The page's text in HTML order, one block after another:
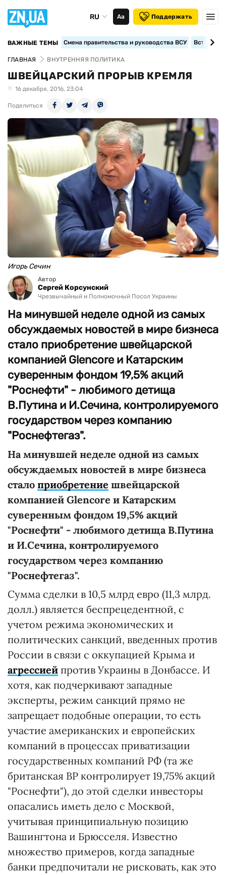
RU Аа Поддержать
ВАЖНЫЕ ТЕМЫ Смена правительства и руководства ВСУ
ГЛАВНАЯ ВНУТРЕННЯЯ ПОЛИТИКА
ШВЕЙЦАРСКИЙ ПРОРЫВ КРЕМЛЯ
16 декабря, 2016, 23:04
Поделиться
Игорь Сечин
Автор
Сергей Корсунский
Чрезвычайный и Полномочный Посол Украины
На минувшей неделе одной из самых
обсуждаемых новостей в мире бизнеса
стало приобретение швейцарской
компанией Glencore и Катарским
суверенным фондом 19,5% акций
"Роснефти" - любимого детища
В.Путина и И.Сечина, контролируемого
государством через компанию
"Роснефтегаз".
На минувшей неделе одной из самых
обсуждаемых новостей в мире бизнеса
стало приобретение швейцарской
компанией Glencore и Катарским
суверенным фондом 19,5% акций
"Роснефти" - любимого детища В.Путина
и И.Сечина, контролируемого
государством через компанию
"Роснефтегаз".
Сумма сделки в 10,5 млрд евро (11,3 млрд.
долл.) является беспрецедентной, с
учетом режима экономических и
политических санкций, введенных против
России в связи с оккупацией Крыма и
агрессией против Украины в Донбассе. И
хотя, как подчеркивают западные
эксперты, режим санкций прямо не
запрещает подобные операции, то есть
участие американских и европейских
компаний в процессах приватизации
государственных компаний РФ (та же
британская BP контролирует 19,75% акций
"Роснефти"), до этой сделки инвесторы
опасались иметь дело с Москвой,
учитывая принципиальную позицию
Вашингтона и Брюсселя. Известно
множество примеров, когда западные
банки предпочитали не рисковать, как это